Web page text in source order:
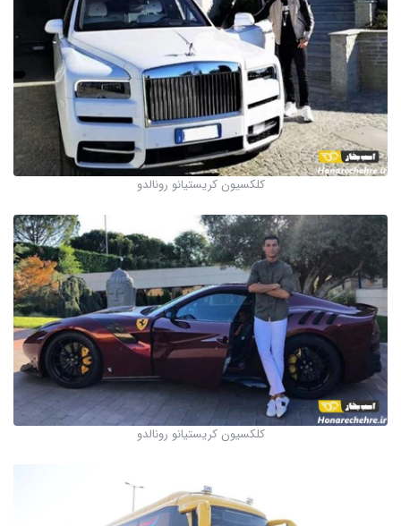
کلکسیون کریستیانو رونالدو
کلکسیون کریستیانو رونالدو